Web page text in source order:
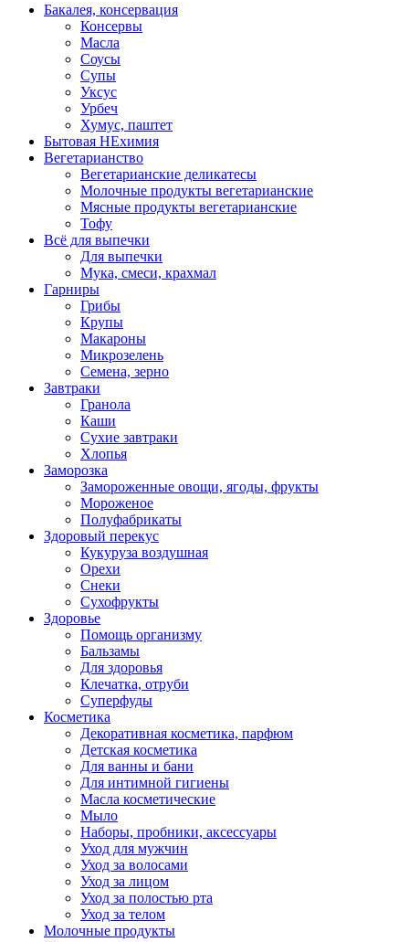
Бакалея, консервация
Консервы
Масла
Соусы
Супы
Уксус
Урбеч
Хумус, паштет
Бытовая НЕхимия
Вегетарианство
Вегетарианские деликатесы
Молочные продукты вегетарианские
Мясные продукты вегетарианские
Тофу
Всё для выпечки
Для выпечки
Мука, смеси, крахмал
Гарниры
Грибы
Крупы
Макароны
Микрозелень
Семена, зерно
Завтраки
Гранола
Каши
Сухие завтраки
Хлопья
Заморозка
Замороженные овощи, ягоды, фрукты
Мороженое
Полуфабрикаты
Здоровый перекус
Кукуруза воздушная
Орехи
Снеки
Сухофрукты
Здоровье
Помощь организму
Бальзамы
Для здоровья
Клечатка, отруби
Суперфуды
Косметика
Декоративная косметика, парфюм
Детская косметика
Для ванны и бани
Для интимной гигиены
Масла косметические
Мыло
Наборы, пробники, аксессуары
Уход для мужчин
Уход за волосами
Уход за лицом
Уход за полостью рта
Уход за телом
Молочные продукты